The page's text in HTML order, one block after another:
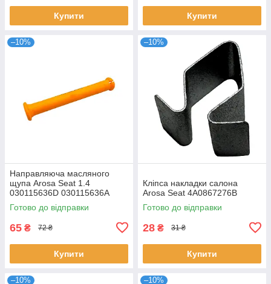
Купити Купити
–10%
Направляюча масляного
щупа Arosa Seat 1.4
030115636D 030115636A
Готово до відправки
65 ₴ 72 ₴
Купити
–10%
Кліпса накладки салона
Arosa Seat 4A0867276B
Готово до відправки
28 ₴ 31 ₴
Купити
–10% –10%